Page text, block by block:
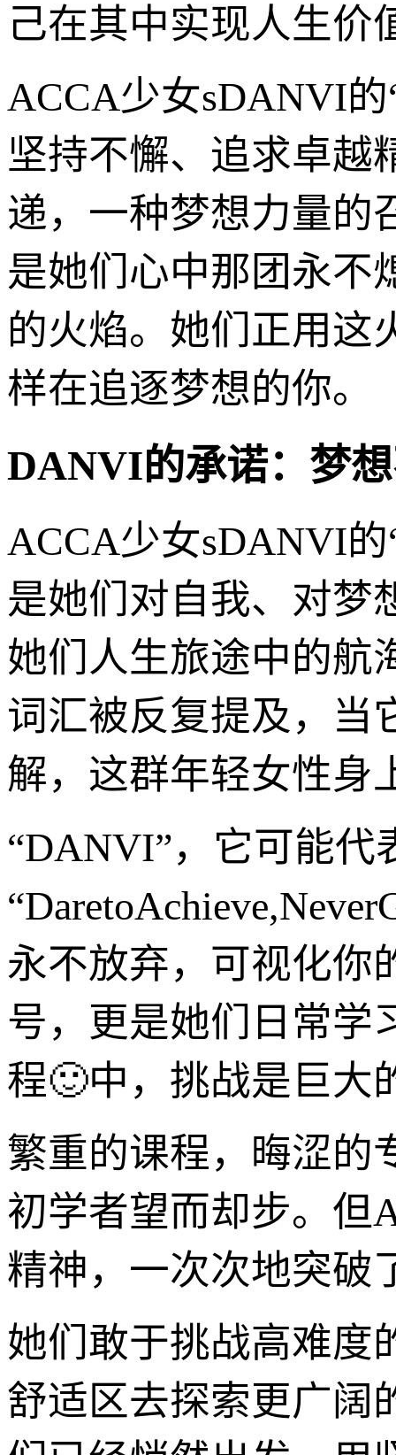
己在其中实现人生价
ACCA少女sDANVI
坚持不懈、追求卓越
递，一种梦想力量的
是她们心中那团永不
的火焰。她们正用这
样在追逐梦想的你。
DANVI的承诺：梦
ACCA少女sDANVI
是她们对自我、对梦
她们人生旅途中的航
词汇被反复提及，当
解，这群年轻女性身
“DANVI”，它可能代
永不放弃，可视化你
号，更是她们日常学
程🙂中，挑战是巨大
繁重的课程，晦涩的
初学者望而却步。但
精神，一次次地突破
她们敢于挑战高难度
舒适区去探索更广阔